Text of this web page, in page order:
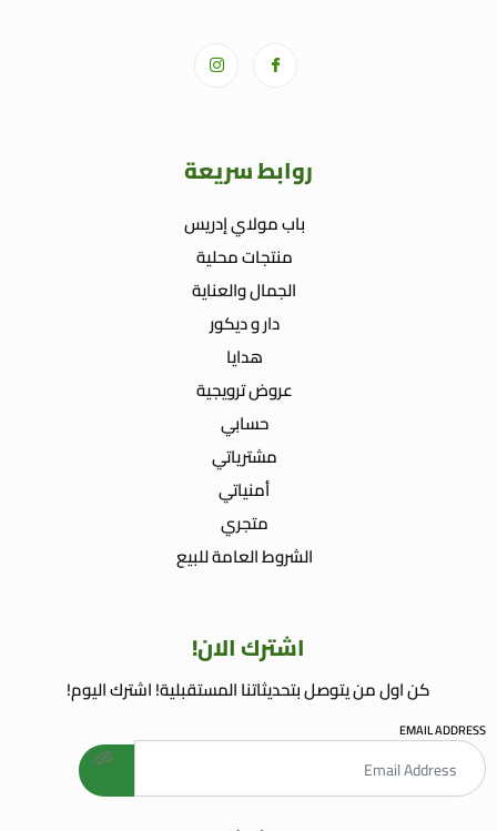
روابط سريعة
باب مولاي إدريس
منتجات محلية
الجمال والعناية
دار و ديكور
هدايا
عروض ترويجية
حسابي
مشترياتي
أمنياتي
متجري
الشروط العامة للبيع
اشترك الان!
كن اول من يتوصل بتحديثاتنا المستقبلية! اشترك اليوم!
EMAIL ADDRESS
welcome gift